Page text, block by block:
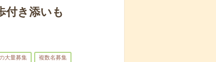
付き添いも
大量募集 複数名募集